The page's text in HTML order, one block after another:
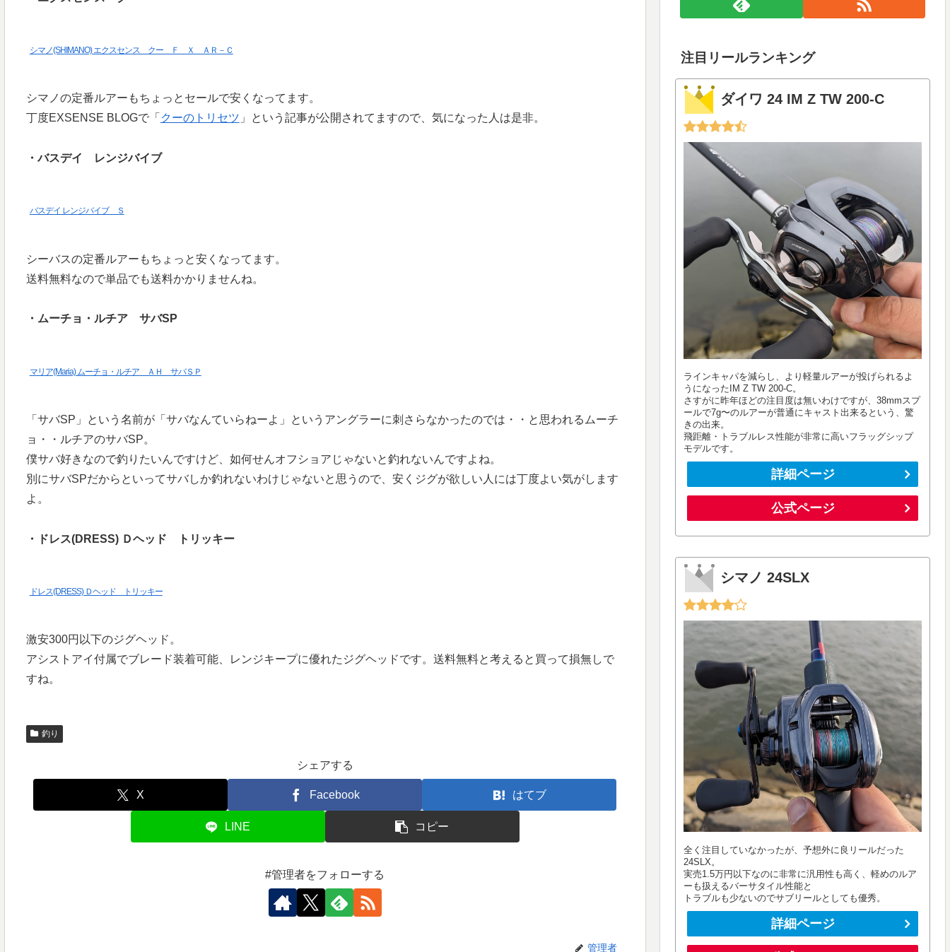
シマノ(SHIMANO) エクスセンス クー Ｆ Ｘ ＡＲ－Ｃ
シマノの定番ルアーもちょっとセールで安くなってます。
丁度EXSENSE BLOGで「 クーのトリセツ 」という記事が公開されてますので、気になった人は是非。
・バスデイ レンジバイブ
バスデイ レンジバイブ Ｓ
シーバスの定番ルアーもちょっと安くなってます。
送料無料なので単品でも送料かかりませんね。
・ムーチョ・ルチア サバSP
マリア(Maria) ムーチョ・ルチア ＡＨ サバＳＰ
「サバSP」という名前が「サバなんていらねーよ」というアングラーに刺さらなかったのでは・・と思われるムーチ
ョ・・ルチアのサバSP。
僕サバ好きなので釣りたいんですけど、如何せんオフショアじゃないと釣れないんですよね。
別にサバSPだからといってサバしか釣れないわけじゃないと思うので、安くジグが欲しい人には丁度よい気がします
よ。
・ドレス(DRESS) Ｄヘッド トリッキー
ドレス(DRESS) Ｄヘッド トリッキー
激安300円以下のジグヘッド。
アシストアイ付属でブレード装着可能、レンジキープに優れたジグヘッドです。送料無料と考えると買って損無しで
すね。
釣り
シェアする
X Facebook はてブ
LINE コピー
#管理者をフォローする
管理者
注目リールランキング
ダイワ 24 IM Z TW 200-C
ラインキャパを減らし、より軽量ルアーが投げられるよ
うになったIM Z TW 200-C。
さすがに昨年ほどの注目度は無いわけですが、38mmスプ
ールで7g〜のルアーが普通にキャスト出来るという、驚
きの出来。
飛距離・トラブルレス性能が非常に高いフラッグシップ
モデルです。
詳細ページ
公式ページ
シマノ 24SLX
全く注目していなかったが、予想外に良リールだった
24SLX。
実売1.5万円以下なのに非常に汎用性も高く、軽めのルア
ーも扱えるバーサタイル性能と
トラブルも少ないのでサブリールとしても優秀。
詳細ページ